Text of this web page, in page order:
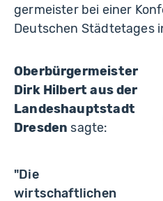
germeister bei einer
Deutschen Städtetages
Oberbürgermeister
Dirk Hilbert aus der
Landeshauptstadt
Dresden sagte:
"Die
wirtschaftlichen